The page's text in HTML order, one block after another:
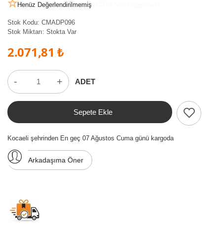
Henüz Değerlendirilmemiş
Stok Kodu: CMADP096
Stok Miktarı: Stokta Var
2.071,81 ₺
- + ADET
Sepete Ekle
Kocaeli şehrinden En geç 07 Ağustos Cuma günü kargoda
Arkadaşıma Öner